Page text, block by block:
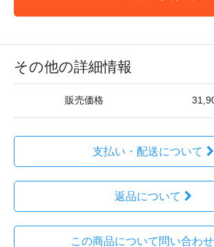
その他の詳細情報
販売価格
支払い・配送について
返品について
この商品について問い合わ